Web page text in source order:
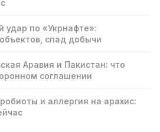
удар по «Укрнафте»:
спад добычи
Аравия и Пакистан: что
соглашении
и аллергия на арахис: